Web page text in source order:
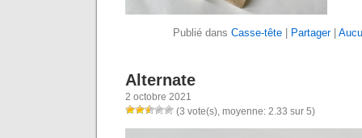
Publié dans Casse-tête Partager|
Alternate
2 octobre 2021
(3 vote(s), moyenne: 2.33 sur 5)